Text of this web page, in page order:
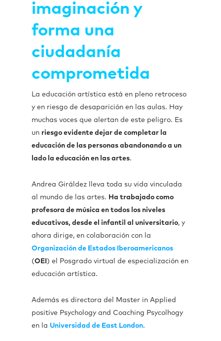
imaginación y
forma una
ciudadanía
comprometida
La educación artística está en pleno retroceso
y en riesgo de desaparición en las aulas. Hay
muchas voces que alertan de este peligro. Es
un riesgo evidente dejar de completar la
educación de las personas abandonando a un
lado la educación en las artes.
Andrea Giráldez lleva toda su vida vinculada
al mundo de las artes. Ha trabajado como
profesora de música en todos los niveles
educativos, desde el infantil al universitario, y
ahora dirige, en colaboración con la
Organización de Estados Iberoamericanos
(OEI ) el Posgrado virtual de especialización en
educación artística.
Además es directora del Master in Applied
positive Psychology and Coaching Psycolhogy
en la Universidad de East London.